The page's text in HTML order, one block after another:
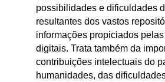
possibilidades e dificuldades
resultantes dos vastos
informações propiciados
digitais. Trata também da
contribuições intelectuais do
humanidades, das